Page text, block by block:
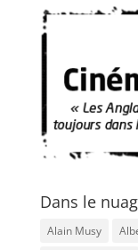
Dans le
Alain Musy